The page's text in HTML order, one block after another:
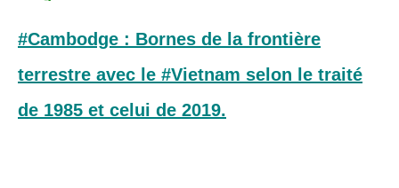
#Cambodge : Bornes de la frontière
terrestre avec le #Vietnam selon le traité
de 1985 et celui de 2019.